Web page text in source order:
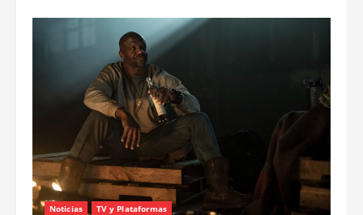
odisea
Noticias TV y Plataformas